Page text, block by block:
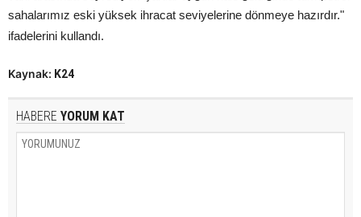
sahalarımız eski yüksek ihracat seviyelerine dönmeye hazırdır."
ifadelerini kullandı.
Kaynak: K24
HABERE YORUM KAT